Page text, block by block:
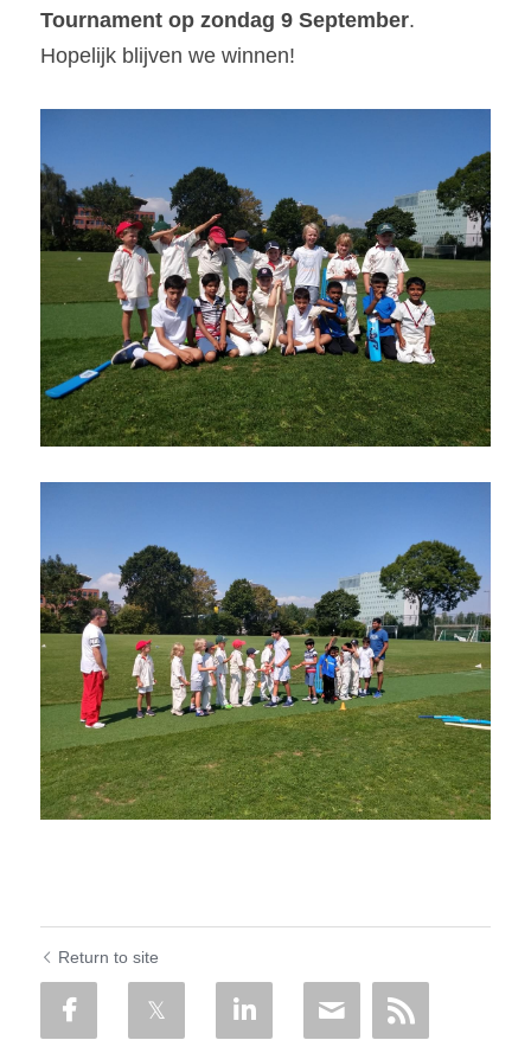
Tournament op zondag 9 September.
Hopelijk blijven we winnen!
Return to site